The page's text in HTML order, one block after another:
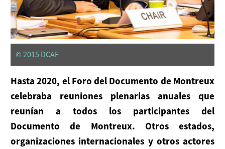
Grupo De Trabajo Marítimo
Sesiones Plenarias
SERVICIOS PARA LOS ESTADOS
Promoción
© 2015 DCAF
Hasta 2020, el Foro del Documento de Montreux
celebraba reuniones plenarias anuales que
reunían a todos los participantes del
Documento de Montreux. Otros estados,
organizaciones internacionales y otros actores